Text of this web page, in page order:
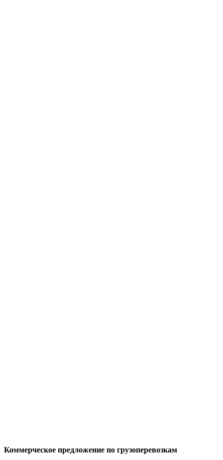
Коммерческое предложение по грузоперевозкам